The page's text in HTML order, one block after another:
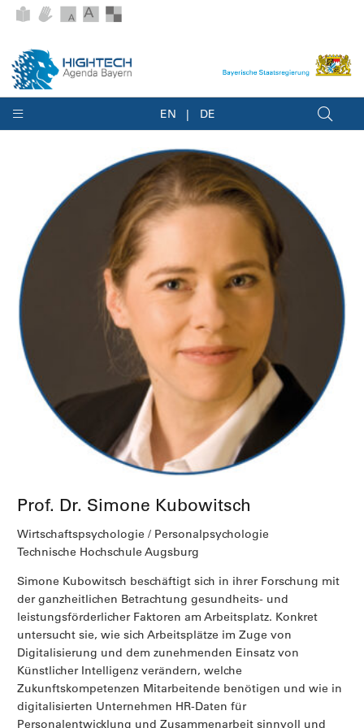
EN DE
Prof. Dr. Simone Kubowitsch
Wirtschaftspsychologie / Personalpsychologie
Technische Hochschule Augsburg
Simone Kubowitsch beschäftigt sich in ihrer Forschung mit
der ganzheitlichen Betrachtung gesundheits- und
leistungsförderlicher Faktoren am Arbeitsplatz. Konkret
untersucht sie, wie sich Arbeitsplätze im Zuge von
Digitalisierung und dem zunehmenden Einsatz von
Künstlicher Intelligenz verändern, welche
Zukunftskompetenzen Mitarbeitende benötigen und wie in
digitalisierten Unternehmen HR-Daten für
Personalentwicklung und Zusammenarbeit sinnvoll und